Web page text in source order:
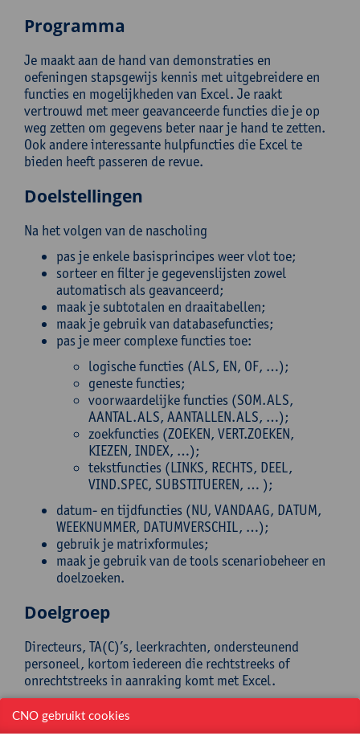
Programma
Je maakt aan de hand van demonstraties en
oefeningen stapsgewijs kennis met uitgebreidere en
functies en mogelijkheden van Excel. Je raakt
vertrouwd met meer geavanceerde functies die je op
weg zetten om gegevens beter naar je hand te zetten.
Ook andere interessante hulpfuncties die Excel te
bieden heeft passeren de revue.
Doelstellingen
Na het volgen van de nascholing
pas je enkele basisprincipes weer vlot toe;
sorteer en filter je gegevenslijsten zowel
automatisch als geavanceerd;
maak je subtotalen en draaitabellen;
maak je gebruik van databasefuncties;
pas je meer complexe functies toe:
logische functies (ALS, EN, OF, …);
geneste functies;
voorwaardelijke functies (SOM.ALS,
AANTAL.ALS, AANTALLEN.ALS, …);
zoekfuncties (ZOEKEN, VERT.ZOEKEN,
KIEZEN, INDEX, …);
tekstfuncties (LINKS, RECHTS, DEEL,
VIND.SPEC, SUBSTITUEREN, … );
datum- en tijdfuncties (NU, VANDAAG, DATUM,
WEEKNUMMER, DATUMVERSCHIL, …);
gebruik je matrixformules;
maak je gebruik van de tools scenariobeheer en
doelzoeken.
Doelgroep
Directeurs, TA(C)’s, leerkrachten, ondersteunend
personeel, kortom iedereen die rechtstreeks of
onrechtstreeks in aanraking komt met Excel.
Mee te brengen door cursist
CNO gebruikt cookies